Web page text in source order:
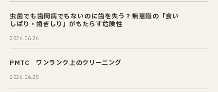
虫歯でも歯周病でもないのに歯を失う？無意識の「食い
しばり・歯ぎしり」がもたらす危険性
2026.06.26
PMTC ワンランク上のクリーニング
2026.06.25